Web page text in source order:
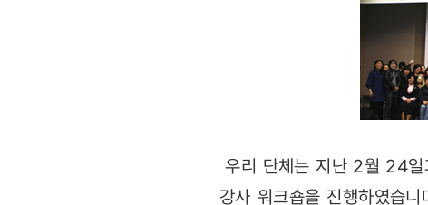
우리 단체는 지난 2월 24
강사 워크숍을 진행하였습